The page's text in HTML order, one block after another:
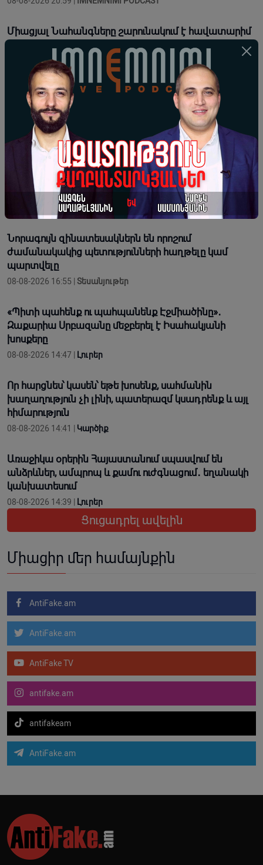
Միացյալ Նահանգները շարունակում է հավատարիմ
մնալ Հայաստանին և Ադրբեջանին աջակցելու
հանձնառությանը
08-08-2026 20:11 |
«Իսլամական ՆԱՏՕ»-ն մերձավորարևելյան
տարածաշրջանում ընդլայնվելու ցանկություն և
պոտենցուալ ունի․ Արտակ Զաքարյան
08-08-2026 19:34 | Կարծիք
ԱՄՆ-ի թիրախում Չինաստանի տնտեսությունն է․
ինչու՞ Չինաստանը թույլ չի տա, որ Իրանի պարտվի
08-08-2026 18:00 |Տեսանյութեր
Նորագույն զինատեսակներն են որոշում
ժամանակակից պետությունների հաղթելը կամ
պարտվելը
08-08-2026 16:55 | Տեսանյութեր
«Պիտի պահենք ու պահպանենք Էջմիածինը»․
Զաքարիա Սրբազանը մեջբերել է Իսահակյանի
խոսքերը
08-08-2026 14:47 | Լուրեր
Որ հարցնես՝ կասեն՝ եթե խոսենք, սահմանին
խաղաղություն չի լինի, պատերազմ կuադրենք և այլ
հիմարnւթյուն
08-08-2026 14:41 | Կարծիք
Առաջիկա օրերին Հայաստանում սպասվում են
անձրևներ, ամպրոպ և քամու ուժգնացում․ եղանակի
կանխատեսում
08-08-2026 14:39 | Լուրեր
Ցուցադրել ավելին
Միացիր մեր համայնքին
AntiFake.am
AntiFake.am
AntiFake TV
antifake.am
antifakeam
AntiFake.am